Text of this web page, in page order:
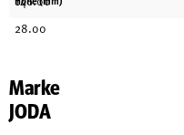
28.00
Marke
JODA